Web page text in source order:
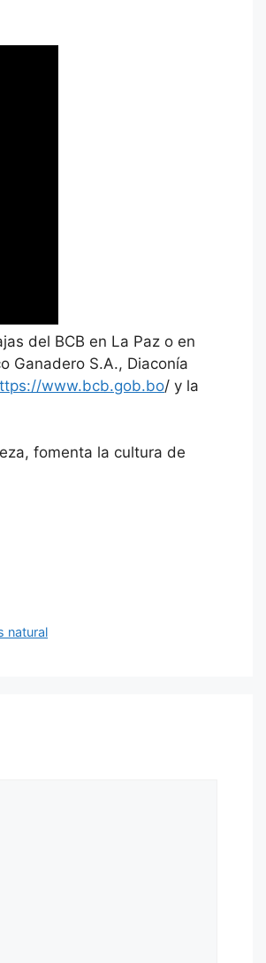
del BCB en La Paz o en
Ganadero S.A., Diaconía
www.bcb.gob.bo/ y la
fomenta la cultura de
natural